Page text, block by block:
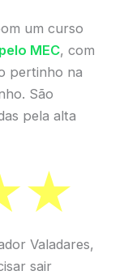
um curso
MEC, com
pertinho na
São
pela alta
Valadares,
sair